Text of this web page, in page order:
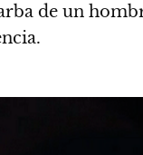
de un